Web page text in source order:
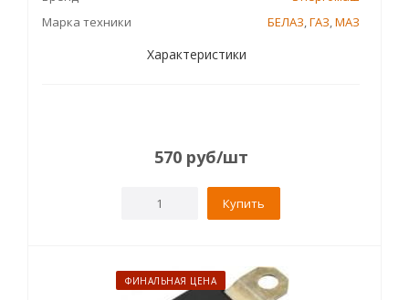
Марка техники
БЕЛАЗ,ГАЗ,МАЗ
Характеристики
570 руб/шт
Купить
ФИНАЛЬНАЯ ЦЕНА